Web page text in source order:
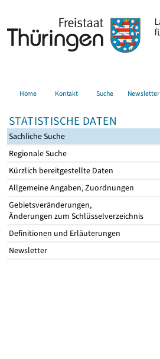
Home Kontakt Suche Newsletter
STATISTISCHE DATEN
Sachliche Suche
Regionale Suche
Kürzlich bereitgestellte Daten
Allgemeine Angaben, Zuordnungen
Gebietsveränderungen,
Änderungen zum Schlüsselverzeichnis
Definitionen und Erläuterungen
Newsletter